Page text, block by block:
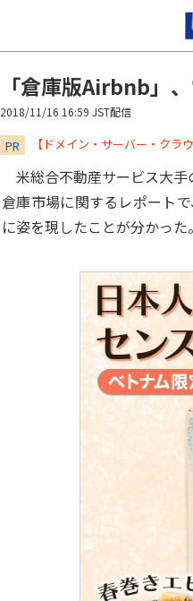
「倉庫版Airbnb」
2018/11/16 16:59 JST配信
PR 【ドメイン・サーバー・クラ
米総合不動産サービス大
倉庫市場に関するレポート
に姿を現したことが分かった